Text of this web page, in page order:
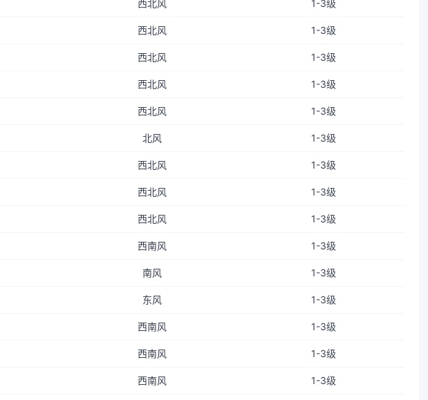
西北风 1-3级
西北风 1-3级
西北风 1-3级
西北风 1-3级
西北风 1-3级
北风 1-3级
西北风 1-3级
西北风 1-3级
西北风 1-3级
西南风 1-3级
南风 1-3级
东风 1-3级
西南风 1-3级
西南风 1-3级
西南风 1-3级